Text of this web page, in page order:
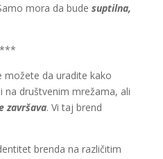
mora da bude suptilna,
***
da uradite kako
na društvenim mrežama, ali
završava. Vi taj brend
brenda na različitim